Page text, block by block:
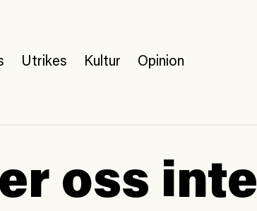
Utrikes Kultur Opinion
oss inte